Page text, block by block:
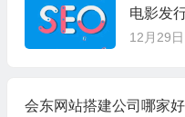
电影发
12月29日
会东网站搭建公司哪家